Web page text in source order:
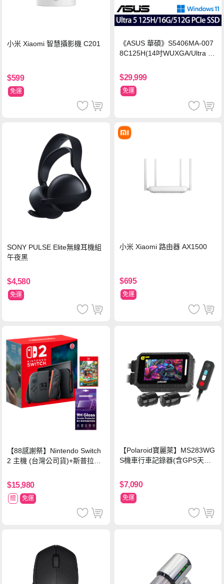
小米 Xiaomi 智慧攝影機 C201
$599
免運
《ASUS 華碩》S5406MA-007
8C125H(14吋WUXGA/Ultra 5
n11/二年保)
$29,999
免運
SONY PULSE Elite無線耳機組
午夜黑
$4,580
免運
小米 Xiaomi 路由器 AX1500
$695
免運
【88感謝祭】Nintendo Switch
2 主機 (台灣公司貨)+斯普拉遁
$15,980
贈 免運
【Polaroid寶麗萊】MS283WG
S機車行車記錄器(含GPS天線)-
新小蜂鷹)
$7,090
免運